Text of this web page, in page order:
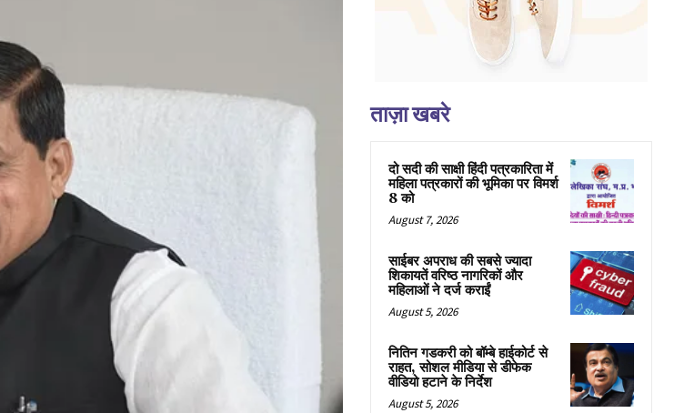
ताज़ा खबरे
दो सदी की साक्षी हिंदी पत्रकारिता में
महिला पत्रकारों की भूमिका पर विमर्श
8 को
August 7, 2026
साईबर अपराध की सबसे ज्यादा
शिकायतें वरिष्ठ नागरिकों और
महिलाओं ने दर्ज कराईं
August 5, 2026
नितिन गडकरी को बॉम्बे हाईकोर्ट से
राहत, सोशल मीडिया से डीफेक
वीडियो हटाने के निर्देश
August 5, 2026